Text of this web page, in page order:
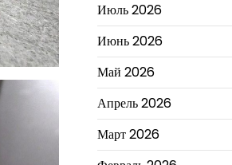
Июль 2026
Июнь 2026
Май 2026
Апрель 2026
Март 2026